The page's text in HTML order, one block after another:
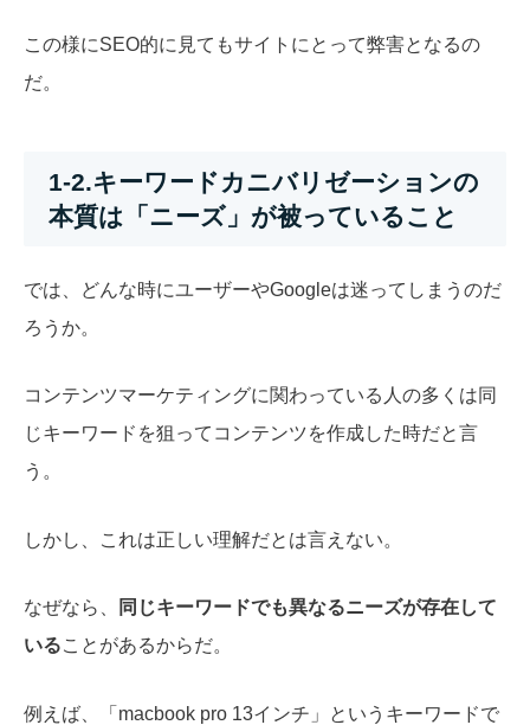
この様にSEO的に見てもサイトにとって弊害となるの
だ。
1-2.キーワードカニバリゼーションの
本質は「ニーズ」が被っていること
では、どんな時にユーザーやGoogleは迷ってしまうのだ
ろうか。
コンテンツマーケティングに関わっている人の多くは同
じキーワードを狙ってコンテンツを作成した時だと言
う。
しかし、これは正しい理解だとは言えない。
なぜなら、
同じキーワードでも異なるニーズが存在して
いることがあるからだ。
例えば、「macbook pro 13インチ」というキーワードで